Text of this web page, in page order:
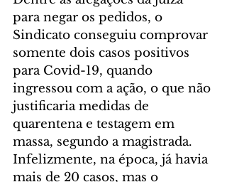
para negar os pedidos, o
Sindicato conseguiu comprovar
somente dois casos positivos
para Covid-19, quando
ingressou com a ação, o que não
justificaria medidas de
quarentena e testagem em
massa, segundo a magistrada.
Infelizmente, na época, já havia
mais de 20 casos, mas o